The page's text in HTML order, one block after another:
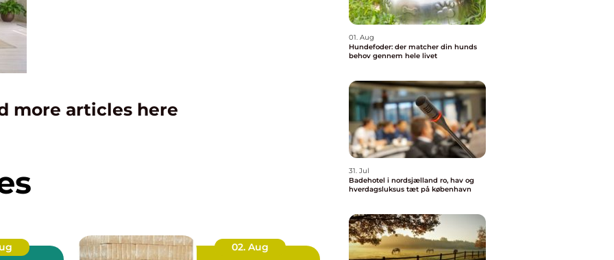
more articles here
02. Aug
01. Aug
Hundefoder: der matcher din hunds
behov gennem hele livet
31. Jul
Badehotel i nordsjælland ro, hav og
hverdagsluksus tæt på københavn